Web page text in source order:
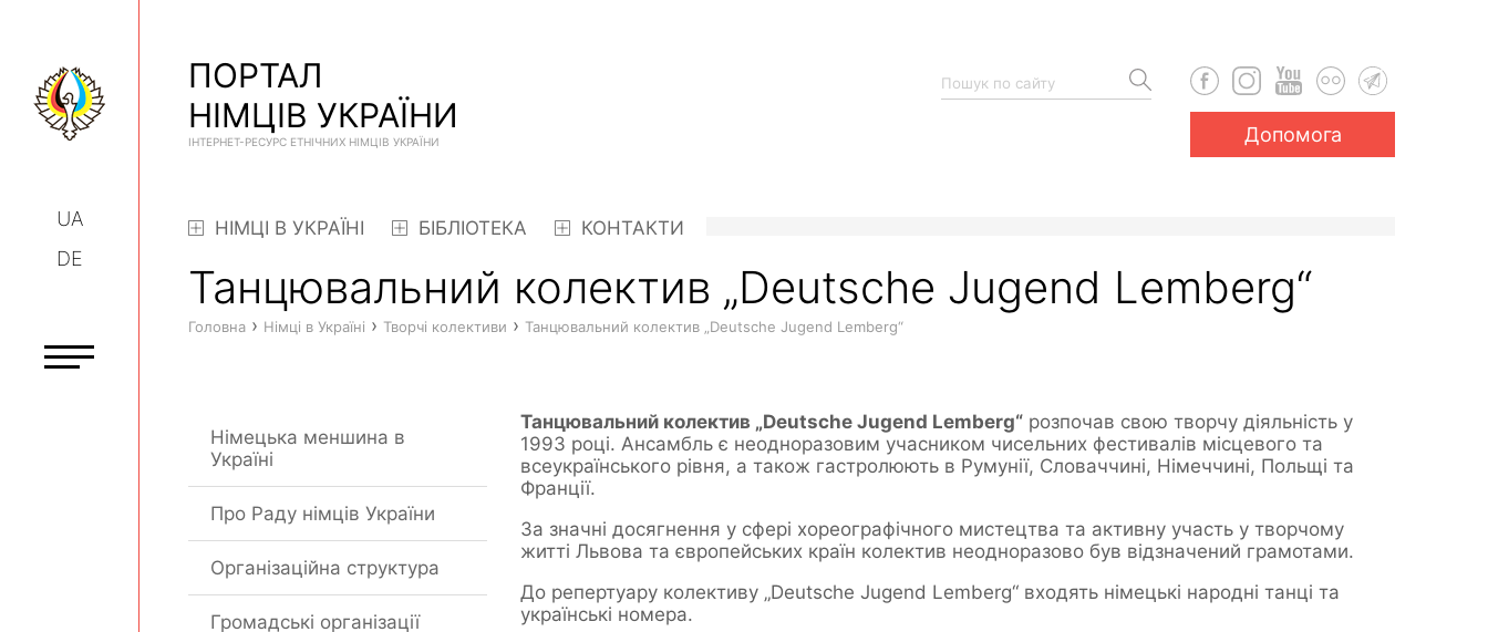
UA
DE
ПОРТАЛ
НІМЦІВ УКРАЇНИ
ІНТЕРНЕТ-РЕСУРС ЕТНІЧНИХ НІМЦІВ УКРАЇНИ Допомога
НІМЦІ В УКРАЇНІ БІБЛІОТЕКА КОНТАКТИ
Танцювальний колектив „Deutsche Jugend Lemberg“
Головна › Німці в Україні › Творчі колективи › Танцювальний колектив „Deutsche Jugend Lemberg“
Німецька меншина в
Україні
Про Раду німців України
Організаційна структура
Громадські організації
Танцювальний колектив „Deutsche Jugend Lemberg“ розпочав свою творчу діяльність у
1993 році. Ансамбль є неодноразовим учасником чисельних фестивалів місцевого та
всеукраїнського рівня, а також гастролюють в Румунії, Словаччині, Німеччині, Польщі та
Франції.
За значні досягнення у сфері хореографічного мистецтва та активну участь у творчому
житті Львова та європейських країн колектив неодноразово був відзначений грамотами.
До репертуару колективу „Deutsche Jugend Lemberg“ входять німецькі народні танці та
українські номера.